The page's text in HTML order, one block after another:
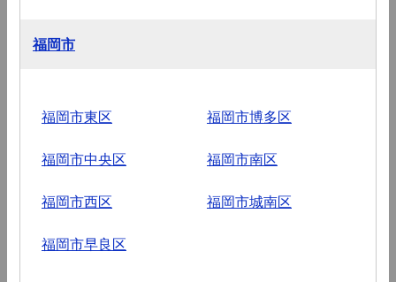
福岡市
福岡市東区 福岡市博多区
福岡市中央区 福岡市南区
福岡市西区 福岡市城南区
福岡市早良区